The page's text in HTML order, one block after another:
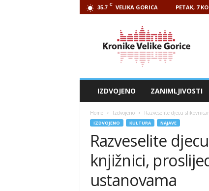
35.7 C VELIKA GORICA PETAK, 7
IZDVOJENO ZANIMLJIVOSTI
Home Izdvojeno Razveselite djecu
IZDVOJENO KULTURA NAJAVE
Razveselite
knjižnici,
ustanovama